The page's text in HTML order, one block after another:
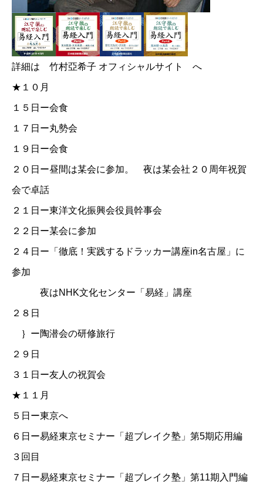
詳細は 竹村亞希子 オフィシャルサイト へ
★１０月
１５日ー会食
１７日ー丸勢会
１９日ー会食
２０日ー昼間は某会に参加。 夜は某会社２０周年祝賀
会で卓話
２１日ー東洋文化振興会役員幹事会
２２日ー某会に参加
２４日ー「徹底！実践するドラッカー講座in名古屋」に
参加
夜はNHK文化センター「易経」講座
２８日
｝ー陶潜会の研修旅行
２９日
３１日ー友人の祝賀会
★１１月
５日ー東京へ
６日ー易経東京セミナー「超ブレイク塾」第5期応用編
３回目
７日ー易経東京セミナー「超ブレイク塾」第11期入門編